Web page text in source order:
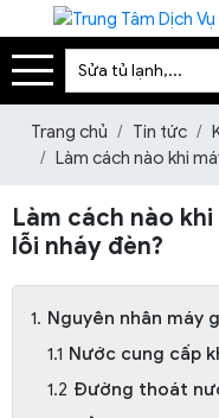
Trang chủ Tin tức
Làm cách nào khi
Làm cách nào
lỗi nháy đèn?
Nguyên nhân máy
Nước cung cấp
Đường thoát